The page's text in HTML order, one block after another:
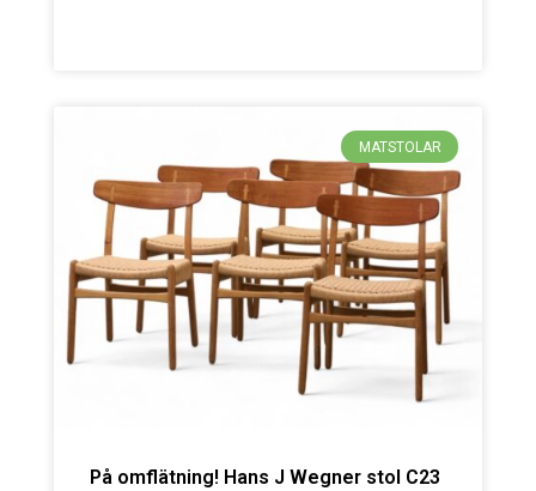
MATSTOLAR
På omflätning! Hans J Wegner stol C23